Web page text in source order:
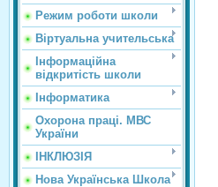
Режим роботи школи
Віртуальна учительська
Інформаційна
відкритість школи
Інформатика
Охорона праці. МВС
України
ІНКЛЮЗІЯ
Нова Українська Школа